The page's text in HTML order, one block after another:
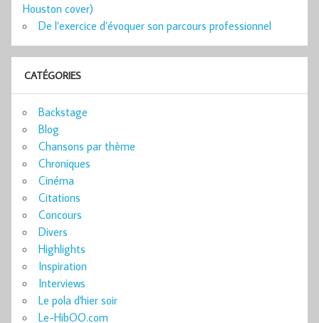
Houston cover)
De l’exercice d’évoquer son parcours professionnel
CATÉGORIES
Backstage
Blog
Chansons par thème
Chroniques
Cinéma
Citations
Concours
Divers
Highlights
Inspiration
Interviews
Le pola d'hier soir
Le-HibOO.com